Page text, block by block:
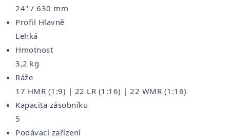
24" / 630 mm
Profil Hlavně
Lehká
Hmotnost
3,2 kg
Ráže
17 HMR (1:9) | 22 LR (1:16) | 22 WMR (1:16)
Kapacita zásobníku
5
Podávací zařízení